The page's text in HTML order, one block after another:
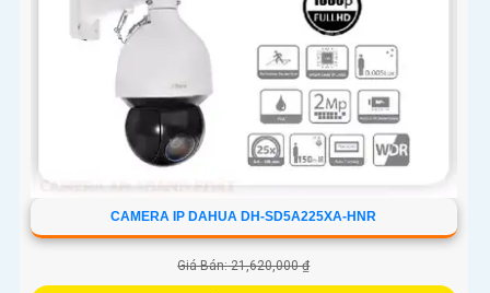
CAMERA IP DAHUA DH-SD5A225XA-HNR
Giá Bán: 21,620,000 ₫